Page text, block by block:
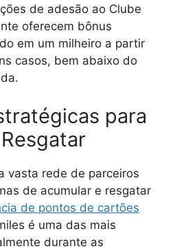
de adesão ao Clube
oferecem bônus
em um milheiro a partir
casos, bem abaixo do
para
vasta rede de parceiros
de acumular e resgatar
de pontos de cartões
é uma das mais
durante as